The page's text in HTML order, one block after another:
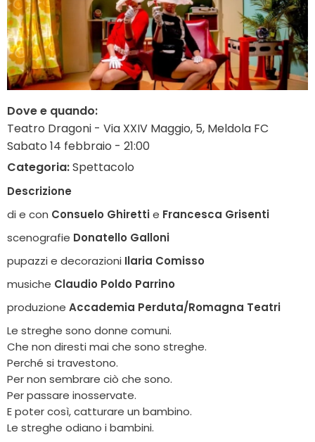
Dove e quando:
Teatro Dragoni - Via XXIV Maggio, 5, Meldola FC
Sabato 14 febbraio - 21:00
Categoria:Spettacolo
Descrizione
di e con Consuelo Ghirettie Francesca Grisenti
scenografie Donatello Galloni
pupazzi e decorazioni Ilaria Comisso
musiche Claudio Poldo Parrino
produzione Accademia Perduta/Romagna Teatri
Le streghe sono donne comuni.
Che non diresti mai che sono streghe.
Perché si travestono.
Per non sembrare ciò che sono.
Per passare inosservate.
E poter così, catturare un bambino.
Le streghe odiano i bambini.